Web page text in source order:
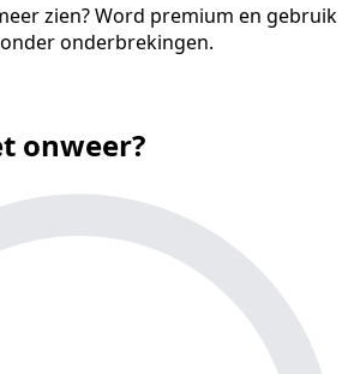
zien?Word premium en gebruik
onderbrekingen.
onweer?